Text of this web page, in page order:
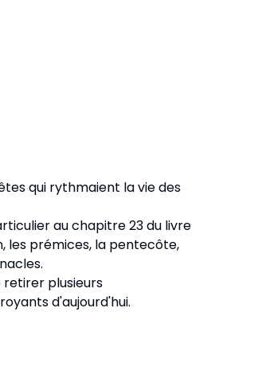
qui rythmaient la vie des
au chapitre 23 du livre
les prémices, la pentecôte,
plusieurs
d'aujourd'hui.